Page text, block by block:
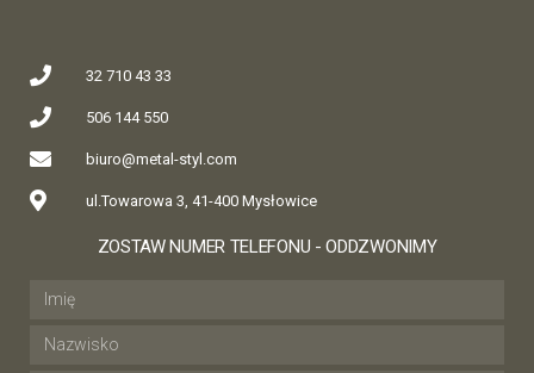
32 710 43 33
506 144 550
biuro@metal-styl.com
ul.Towarowa 3, 41-400 Mysłowice
ZOSTAW NUMER TELEFONU - ODDZWONIMY